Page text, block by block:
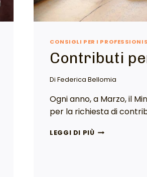
CONSIGLI PER I
Contributi
Di Federica Bellomia
Ogni anno, a Marzo, il
per la richiesta di
LEGGI DI PIÙ